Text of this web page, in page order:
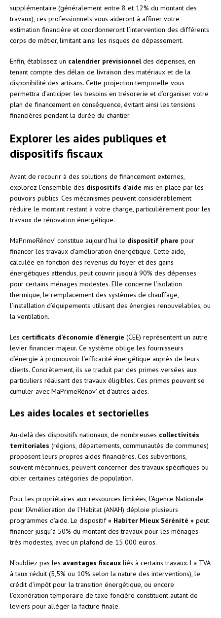
supplémentaire (généralement entre 8 et 12% du montant des
travaux), ces professionnels vous aideront à affiner votre
estimation financière et coordonneront l’intervention des différents
corps de métier, limitant ainsi les risques de dépassement.
Enfin, établissez un calendrier prévisionneldes dépenses, en
tenant compte des délais de livraison des matériaux et de la
disponibilité des artisans. Cette projection temporelle vous
permettra d’anticiper les besoins en trésorerie et d’organiser votre
plan de financement en conséquence, évitant ainsi les tensions
financières pendant la durée du chantier.
Explorer les aides publiques et
dispositifs fiscaux
Avant de recourir à des solutions de financement externes,
explorez l’ensemble des dispositifs d’aide mis en place par les
pouvoirs publics. Ces mécanismes peuvent considérablement
réduire le montant restant à votre charge, particulièrement pour les
travaux de rénovation énergétique.
MaPrimeRénov’ constitue aujourd’hui le dispositif phare pour
financer les travaux d’amélioration énergétique. Cette aide,
calculée en fonction des revenus du foyer et des gains
énergétiques attendus, peut couvrir jusqu’à 90% des dépenses
pour certains ménages modestes. Elle concerne l’isolation
thermique, le remplacement des systèmes de chauffage,
l’installation d’équipements utilisant des énergies renouvelables, ou
la ventilation.
Les certificats d’économie d’énergie (CEE) représentent un autre
levier financier majeur. Ce système oblige les fournisseurs
d’énergie à promouvoir l’efficacité énergétique auprès de leurs
clients. Concrètement, ils se traduit par des primes versées aux
particuliers réalisant des travaux éligibles. Ces primes peuvent se
cumuler avec MaPrimeRénov’ et d’autres aides.
Les aides locales et sectorielles
Au-delà des dispositifs nationaux, de nombreuses collectivités
territoriales (régions, départements, communautés de communes)
proposent leurs propres aides financières. Ces subventions,
souvent méconnues, peuvent concerner des travaux spécifiques ou
cibler certaines catégories de population.
Pour les propriétaires aux ressources limitées, l’Agence Nationale
pour l’Amélioration de l’Habitat (ANAH) déploie plusieurs
programmes d’aide. Le dispositif« Habiter Mieux Sérénité » peut
financer jusqu’à 50% du montant des travaux pour les ménages
très modestes, avec un plafond de 15 000 euros.
N’oubliez pas les avantages fiscaux liés à certains travaux. La TVA
à taux réduit (5,5% ou 10% selon la nature des interventions), le
crédit d’impôt pour la transition énergétique, ou encore
l’exonération temporaire de taxe foncière constituent autant de
leviers pour alléger la facture finale.